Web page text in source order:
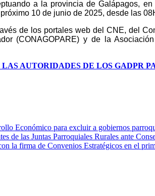
a la provincia de Galápagos,
10 de junio de 2025, desde las
de los portales web del CNE, del
(CONAGOPARE) y de la
AUTORIDADES DE LOS GADPR
Económico para excluir a gobiernos
de las Juntas Parroquiales Rurales ante
la firma de Convenios Estratégicos en el